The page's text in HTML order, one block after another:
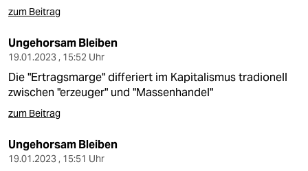
zum Beitrag
Ungehorsam Bleiben
19.01.2023 , 15:52 Uhr
Die "Ertragsmarge" differiert im Kapitalismus tradionell
zwischen "erzeuger" und "Massenhandel"
zum Beitrag
Ungehorsam Bleiben
19.01.2023 , 15:51 Uhr